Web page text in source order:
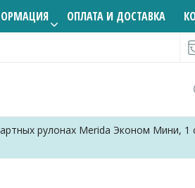
ОПЛАТА И ДОСТАВКА
рулонах Merida Эконом Мини, 1